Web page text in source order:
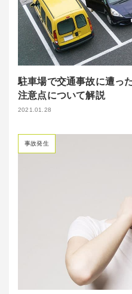
駐車場で交通事故に遭っ
注意点について解説
2021.01.28
事故発生